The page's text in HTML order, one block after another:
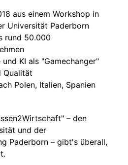
aus einem Workshop in
Universität Paderborn
rund 50.000
KI als "Gamechanger"
Qualität
Polen, Italien, Spanien
– den
und der
Paderborn – gibt's überall,